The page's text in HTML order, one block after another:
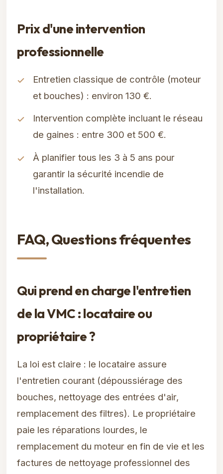
Prix d'une intervention
professionnelle
Entretien classique de contrôle (moteur
et bouches) : environ 130 €.
Intervention complète incluant le réseau
de gaines : entre 300 et 500 €.
À planifier tous les 3 à 5 ans pour
garantir la sécurité incendie de
l'installation.
FAQ, Questions fréquentes
Qui prend en charge l'entretien
de la VMC : locataire ou
propriétaire ?
La loi est claire : le locataire assure
l'entretien courant (dépoussiérage des
bouches, nettoyage des entrées d'air,
remplacement des filtres). Le propriétaire
paie les réparations lourdes, le
remplacement du moteur en fin de vie et les
factures de nettoyage professionnel des